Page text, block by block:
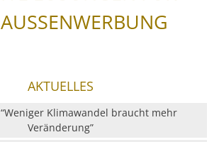
AKTUELLES
Klimawandel braucht mehr
Veränderung”